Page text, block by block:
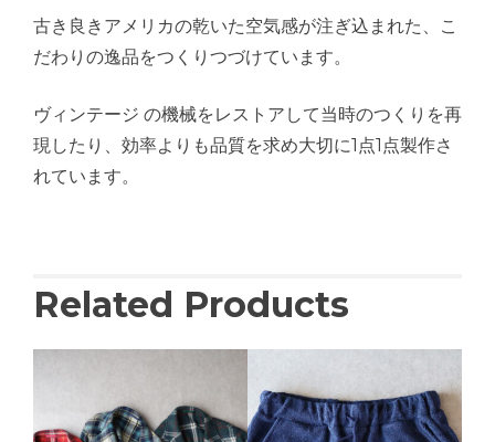
古き良きアメリカの乾いた空気感が注ぎ込まれた、こ
だわりの逸品をつくりつづけています。
ヴィンテージ の機械をレストアして当時のつくりを再
現したり、効率よりも品質を求め大切に1点1点製作さ
れています。
Related Products